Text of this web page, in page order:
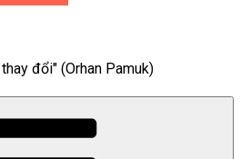
đổi" (Orhan Pamuk)